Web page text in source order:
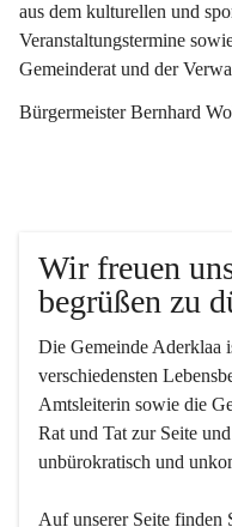
aus dem kulturellen und
Veranstaltungstermine
Gemeinderat und der
Bürgermeister Bernhard
Wir freuen
begrüßen zu
Die Gemeinde Aderklaa
verschiedensten
Amtsleiterin sowie die
Rat und Tat zur Seite
unbürokratisch und
Auf unserer Seite finden